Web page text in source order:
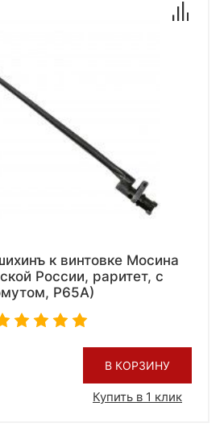
к винтовке Мосина
России, раритет, с
Р65А)
В КОРЗИНУ
Купить в 1 клик